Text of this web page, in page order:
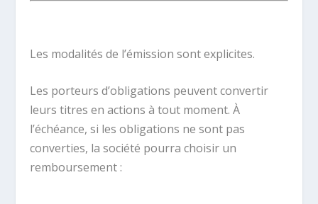
Les modalités de l’émission sont explicites.
Les porteurs d’obligations peuvent convertir
leurs titres en actions à tout moment. À
l’échéance, si les obligations ne sont pas
converties, la société pourra choisir un
remboursement :